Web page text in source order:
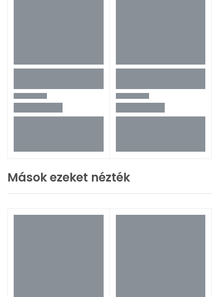
Mások ezeket nézték